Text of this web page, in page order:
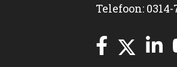
Telefoon: 0314-